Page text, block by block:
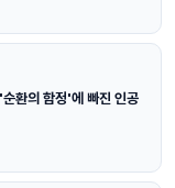
환의 함정'에 빠진 인공